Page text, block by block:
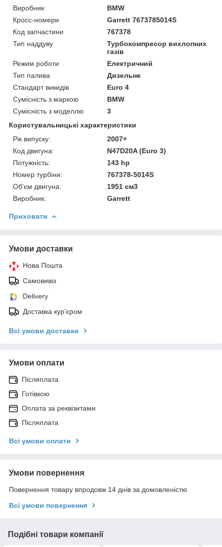
Виробник
BMW
Кросс-номери
Garrett 7673785014S
Код запчастини
767378
Тип наддуву
Турбокомпресор вихлопних
газів
Режим роботи
Електричний
Тип палива
Дизельне
Стандарт викидів
Euro 4
Сумісність з маркою
BMW
Сумісність з моделлю
3
Користувальницькі характеристики
Рік випуску:
2007+
Код двигуна:
N47D20A (Euro 3)
Потужність:
143 hp
Номер турбіни:
767378-5014S
Об'єм двигуна:
1951 см3
Виробник:
Garrett
Приховати
Умови доставки
Нова Пошта
Самовивіз
Delivery
Доставка кур'єром
Всі умови доставки
Умови оплати
Післяплата
Готівкою
Оплата за реквізитами
Післяплата
Всі умови оплати
Умови повернення
Повернення товару впродовж 14 днів за домовленістю
Всі умови повернення
Подібні товари компанії